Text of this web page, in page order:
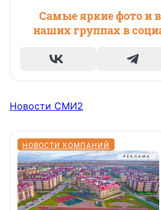
Самые яркие фото и
наших группах в
Новости СМИ2
НОВОСТИ КОМПАНИЙ